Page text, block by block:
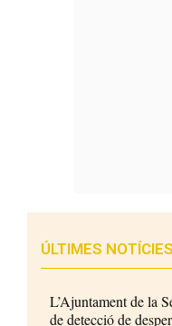
ÚLTIMES
L’Ajuntament de la
de detecció de